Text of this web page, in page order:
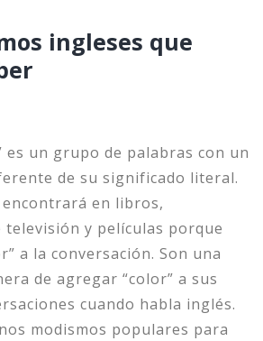
ingleses que
es un grupo de palabras con un
de su significado literal.
en libros,
televisión y películas porque
a la conversación. Son una
de agregar “color” a sus
cuando habla inglés.
modismos populares para